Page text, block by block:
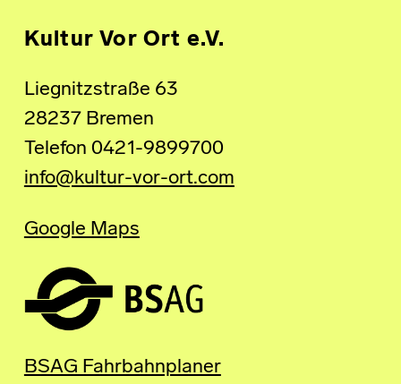
Kultur Vor Ort e.V.
Liegnitzstraße 63
28237 Bremen
Telefon 0421-9899700
info@kultur-vor-ort.com
Google Maps
BSAG Fahrbahnplaner